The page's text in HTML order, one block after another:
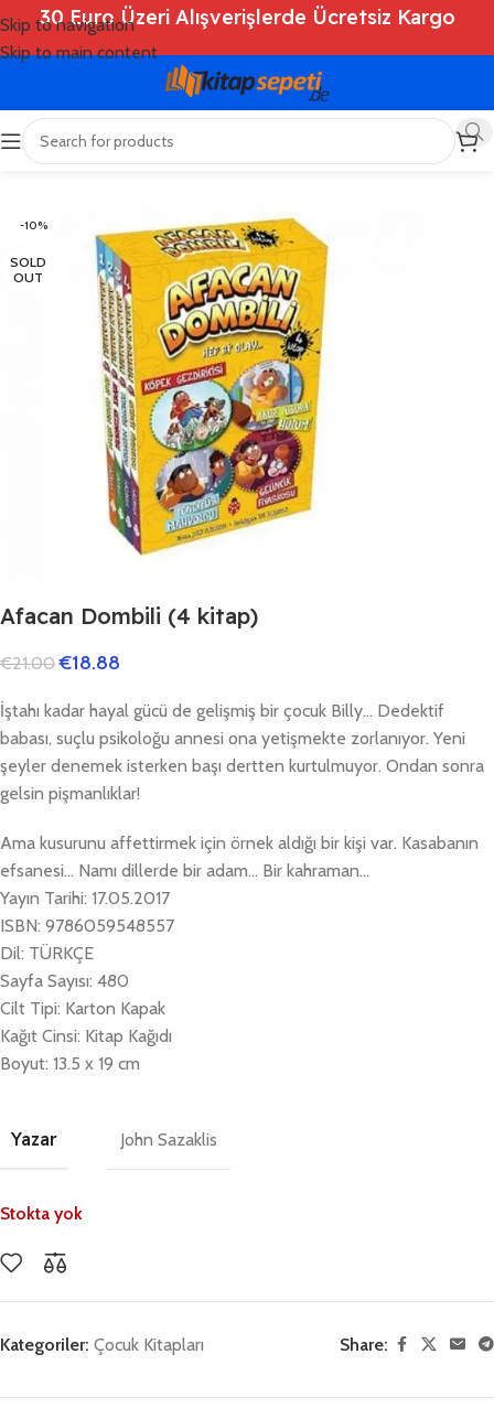
Skip to navigation
Skip to main content
30 Euro Üzeri Alışverişlerde Ücretsiz Kargo
Ana Sayfa Shop
-10%
SOLD
OUT
Afacan Dombili (4 kitap)
€21.00 €18.88
İştahı kadar hayal gücü de gelişmiş bir çocuk Billy… Dedektif
babası, suçlu psikoloğu annesi ona yetişmekte zorlanıyor. Yeni
şeyler denemek isterken başı dertten kurtulmuyor. Ondan sonra
gelsin pişmanlıklar!
Ama kusurunu affettirmek için örnek aldığı bir kişi var. Kasabanın
efsanesi… Namı dillerde bir adam… Bir kahraman…
Yayın Tarihi: 17.05.2017
ISBN: 9786059548557
Dil: TÜRKÇE
Sayfa Sayısı: 480
Cilt Tipi: Karton Kapak
Kağıt Cinsi: Kitap Kağıdı
Boyut: 13.5 x 19 cm
Yazar John Sazaklis
Stokta yok
Kategoriler: Çocuk Kitapları Share: